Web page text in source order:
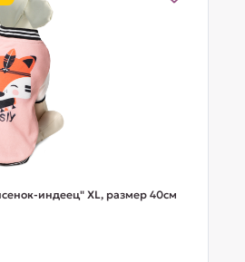
индеец" XL, размер 40см